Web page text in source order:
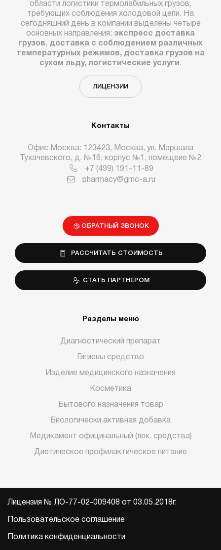
области логистики термолабильных грузов,
требующих соблюдения холодовой цепи. На
сегодняшний день в компании выделены четыре
основных направления: экспресс доставка
грузов, доставка с соблюдением различных
температурных режимов, доставка грузов на
сухом льду, логистические услуги .
ЛИЦЕНЗИИ
Контакты
Офис Москва: 123423, Москва, ул. Маршала
Тухачевского, д. №16, корпус №1, помещеие №2
+7 (499) 191-11-89
pharmacy@gmc-a.ru
ОБРАТНЫЙ ЗВОНОК
РАССЧИТАТЬ СТОИМОСТЬ
СТАТЬ ПАРТНЕРОМ
Разделы меню
Диагностический препарат
Гигиены средство
Изделие медицинского назначения
Косметика
Бытового назначения товар
Биологически активная добавка
Медикамент официнальный (лек. средства)
Диетическое профилактическое питание
Лицензия № ЛО-77-02-009408 от 03.05.2018г.
Пользовательское соглашение
Политика конфиденциальности